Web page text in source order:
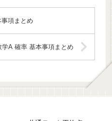
項まとめ
学A 確率 基本事項まとめ